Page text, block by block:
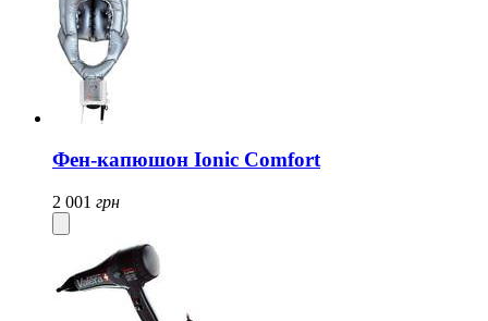
Фен-капюшон Ionic Comfort
2 001 грн